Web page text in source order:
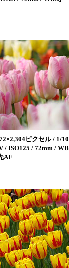
ピクセル / 1/
/ ISO125 / 72mm /
AE